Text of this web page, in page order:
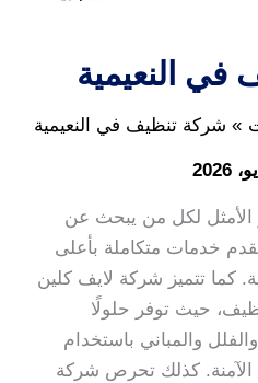
النعيمية
شركة تنظيف في النعيمية
الأمثل لكل من يبحث عن
خدمات متكاملة بأعلى
كما تتميز شركة لايف كلين
حيث توفر حلولًا
والمباني باستخدام
الآمنة. كذلك تحرص شركة